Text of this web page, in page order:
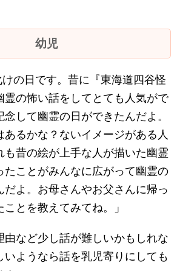
幼児
けの日です。昔に『東海道四谷怪
霊の怖い話をしてとても人気がで
念して幽霊の日ができたんだよ。
あるかな？ないイメージがある人
も昔の絵が上手な人が描いた幽霊
たことがみんなに広がって幽霊の
だよ。お母さんやお父さんに帰っ
とを教えてみてね。」
由など少し話が難しいかもしれな
いようなら話を乳児寄りにしても